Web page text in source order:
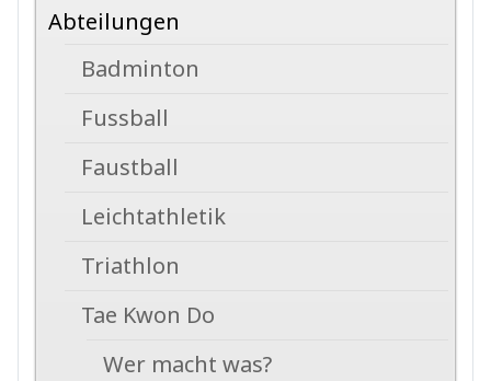
Abteilungen
Badminton
Fussball
Faustball
Leichtathletik
Triathlon
Tae Kwon Do
Wer macht was?